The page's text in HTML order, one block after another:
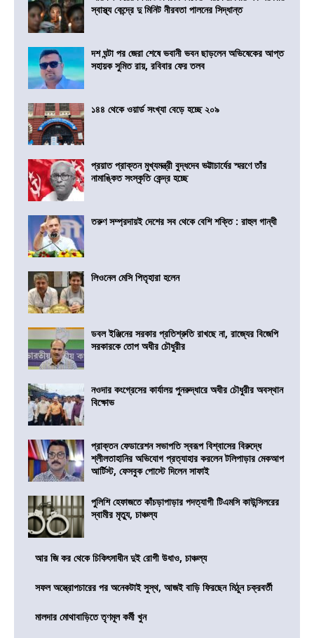
স্বাস্থ্য কেন্দ্রে দু মিনিট নীরবতা পালনের সিদ্ধান্ত
দশ ঘন্টা পর জেরা শেষে ভবানী ভবন ছাড়লেন অভিষেকের আপ্ত
সহায়ক সুমিত রায়, রবিবার ফের তলব
১৪৪ থেকে ওয়ার্ড সংখ্যা বেড়ে হচ্ছে ২০৯
প্রয়াত প্রাক্তন মুখ্যমন্ত্রী বুদ্ধদেব ভট্টাচার্যের স্মরণে তাঁর
নামাঙ্কিত সংস্কৃতি কেন্দ্র হচ্ছে
তরুণ সম্প্রদায়ই দেশের সব থেকে বেশি শক্তি : রাহুল গান্ধী
লিওনেল মেসি পিতৃহারা হলেন
ডবল ইঞ্জিনের সরকার প্রতিশ্রুতি রাখছে না, রাজ্যের বিজেপি
সরকারকে তোপ অধীর চৌধুরীর
নওদার কংগ্রেসের কার্যালয় পুনরুদ্ধারে অধীর চৌধুরীর অবস্থান
বিক্ষোভ
প্রাক্তন ফেডারেশন সভাপতি স্বরূপ বিশ্বাসের বিরুদ্ধে
শ্লীলতাহানির অভিযোগ প্রত্যাহার করলেন টলিপাড়ার মেকআপ
আর্টিস্ট, ফেসবুক পোস্টে দিলেন সাফাই
পুলিশি হেফাজতে কাঁচড়াপাড়ার পদত্যাগী টিএমসি কাউন্সিলরের
স্বামীর মৃত্যু, চাঞ্চল্য
আর জি কর থেকে চিকিৎসাধীন দুই রোগী উধাও, চাঞ্চল্য
সফল অস্ত্রোপচারের পর অনেকটাই সুস্থ, আজই বাড়ি ফিরছেন মিঠুন চক্রবর্তী
মালদার মোথাবাড়িতে তৃণমূল কর্মী খুন